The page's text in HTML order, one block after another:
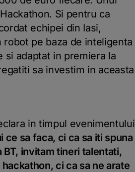
Si pentru ca
echipei din Iasi,
pe baza de inteligenta
si adaptat in premiera la
sa investim in aceasta
in timpul evenimentului
sa faca, ci ca sa iti spuna
invitam tineri talentati,
ci ca sa ne arate